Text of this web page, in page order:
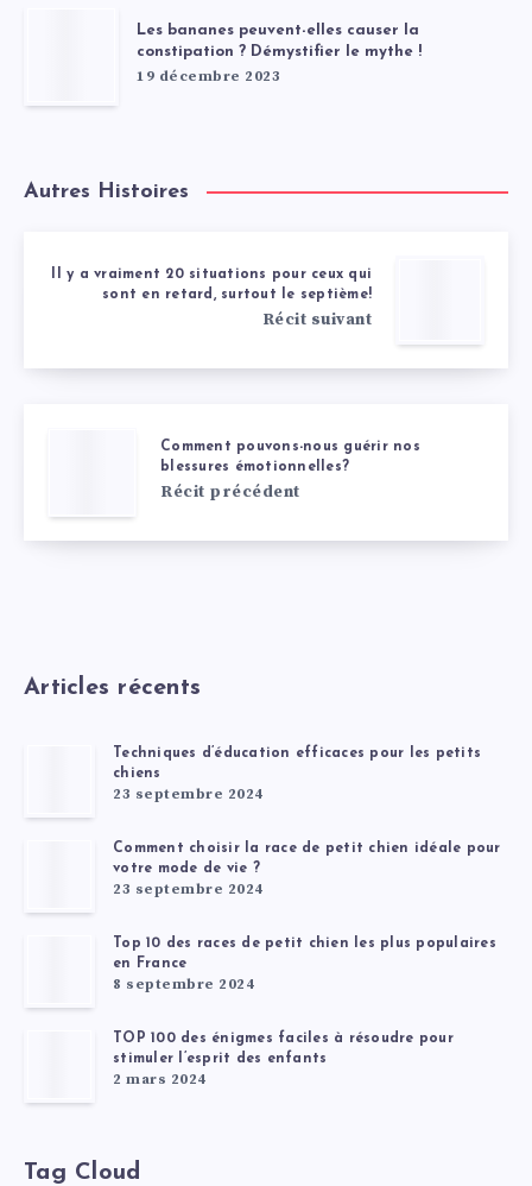
Les bananes peuvent-elles causer la
constipation ? Démystifier le mythe !
19 décembre 2023
Autres Histoires
Il y a vraiment 20 situations pour ceux qui
sont en retard, surtout le septième!
Récit suivant
Comment pouvons-nous guérir nos
blessures émotionnelles?
Récit précédent
Articles récents
Techniques d’éducation efficaces pour les petits
chiens
23 septembre 2024
Comment choisir la race de petit chien idéale pour
votre mode de vie ?
23 septembre 2024
Top 10 des races de petit chien les plus populaires
en France
8 septembre 2024
TOP 100 des énigmes faciles à résoudre pour
stimuler l’esprit des enfants
2 mars 2024
Tag Cloud